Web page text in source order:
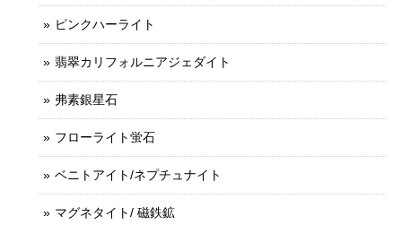
ピンクハーライト
翡翠カリフォルニアジェダイト
弗素銀星石
フローライト蛍石
ベニトアイト/ネプチュナイト
マグネタイト/ 磁鉄鉱